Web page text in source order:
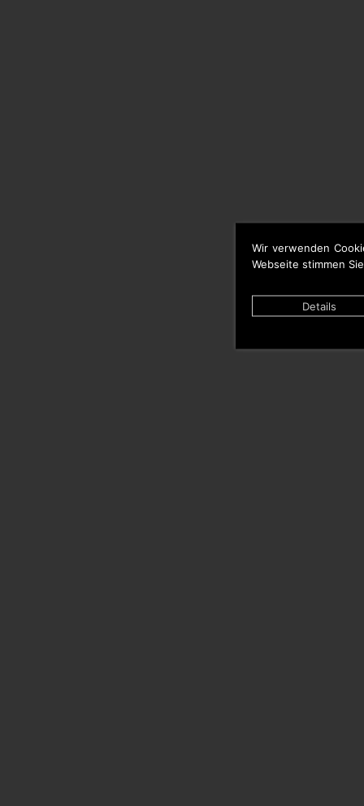
Wir verwenden
Webseite stimmen
Details